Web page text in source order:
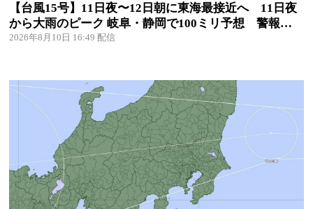
【台風15号】11日夜〜12日朝に東海最接近へ 11日夜
から大雨のピーク 岐阜・静岡で100ミリ予想 警報級
の大雨となる可能性も【風と雨のシミュレーション】
2026年8月10日 16:49